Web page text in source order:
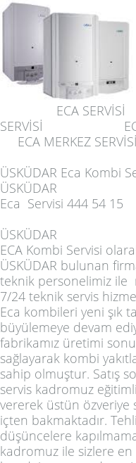
ECA SERVİSİ
SERVİSİ
ECA MERKEZ SERVİSİ
ÜSKÜDAR Eca Kombi
ÜSKÜDAR
Eca Servisi 444 54 15
ÜSKÜDAR
ECA Kombi Servisi
ÜSKÜDAR bulunan
teknik personelimiz ile
7/24 teknik servis
Eca kombileri yeni şık
büyülemeye devam
fabrikamız üretimi
sağlayarak kombi
sahip olmuştur. Satış
servis kadromuz
vererek üstün
içten bakmaktadır.
düşüncelere
kadromuz ile sizlere